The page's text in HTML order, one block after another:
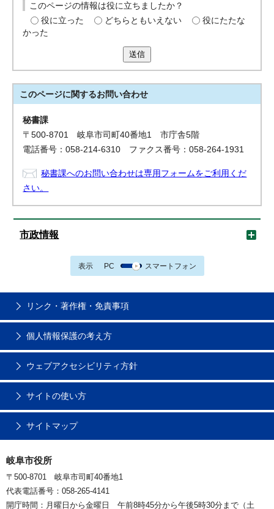
このページの情報は役に立ちましたか？
役に立った
どちらともいえない
役にたたな
かった
送信
このページに関するお問い合わせ
秘書課
〒500-8701 岐阜市司町40番地1 市庁舎5階
電話番号：058-214-6310 ファクス番号：058-264-1931
秘書課へのお問い合わせは専用フォームをご利用くだ
さい。
市政情報
表示 PC スマートフォン
リンク・著作権・免責事項
個人情報保護の考え方
ウェブアクセシビリティ方針
サイトの使い方
サイトマップ
岐阜市役所
〒500-8701 岐阜市司町40番地1
代表電話番号：058-265-4141
開庁時間：月曜日から金曜日 午前8時45分から午後5時30分まで（土